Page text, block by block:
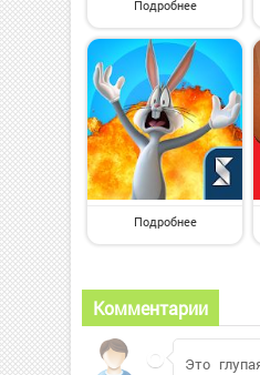
Подробнее
Подробнее
Комментарии
Это